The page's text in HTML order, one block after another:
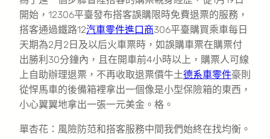
開始，12306平臺發布搭客誤購限時免費退票的服務，
搭客通過鐵路12汽車零件進口商306平臺購買乘車每日
天期為2月2日及以后火車票時，如誤購車票在購票付
出勝利30分鐘內，且在開車前4小時以上，購票人可線
上自助辦理退票，不再收取退票價牛土德系車零件豪則
從悍馬車的後備箱裡拿出一個像是小型保險箱的東西，
小心翼翼地拿出一張一元美金。格。
單杏花：風險防范和搭客服務中間我們始終在找均衡。